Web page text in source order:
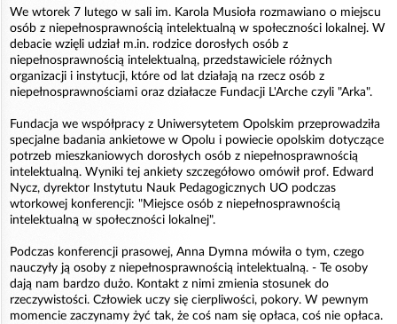
We wtorek 7 lutego w sali im. Karola Musioła rozmawiano o miejscu
osób z niepełnosprawnością intelektualną w społeczności lokalnej. W
debacie wzięli udział m.in. rodzice dorosłych osób z
niepełnosprawnością intelektualną, przedstawiciele różnych
organizacji i instytucji, które od lat działają na rzecz osób z
niepełnosprawnościami oraz działacze Fundacji L'Arche czyli "Arka".
Fundacja we współpracy z Uniwersytetem Opolskim przeprowadziła
specjalne badania ankietowe w Opolu i powiecie opolskim dotyczące
potrzeb mieszkaniowych dorosłych osób z niepełnosprawnością
intelektualną. Wyniki tej ankiety szczegółowo omówił prof. Edward
Nycz, dyrektor Instytutu Nauk Pedagogicznych UO podczas
wtorkowej konferencji: "Miejsce osób z niepełnosprawnością
intelektualną w społeczności lokalnej".
Podczas konferencji prasowej, Anna Dymna mówiła o tym, czego
nauczyły ją osoby z niepełnosprawnością intelektualną. - Te osoby
dają nam bardzo dużo. Kontakt z nimi zmienia stosunek do
rzeczywistości. Człowiek uczy się cierpliwości, pokory. W pewnym
momencie zaczynamy żyć tak, że coś nam się opłaca, coś nie opłaca.